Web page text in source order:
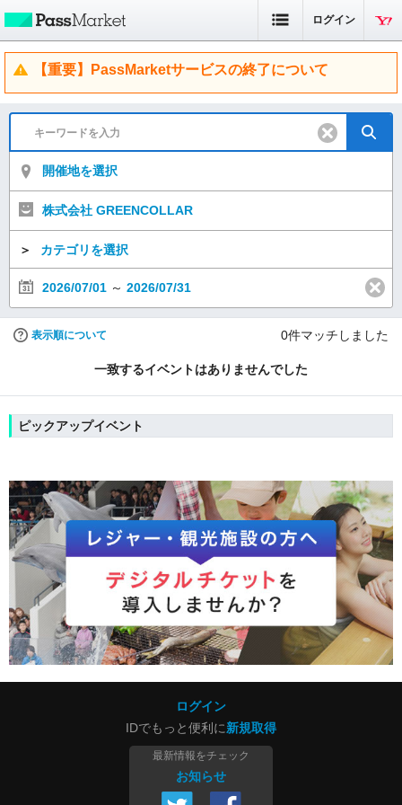
ログイン
【重要】PassMarketサービスの終了について
開催地を選択
株式会社 GREENCOLLAR
＞ カテゴリを選択
2026/07/01 ～ 2026/07/31
表示順について 0件マッチしました
一致するイベントはありませんでした
ピックアップイベント
ログイン
IDでもっと便利に新規取得
最新情報をチェック
お知らせ